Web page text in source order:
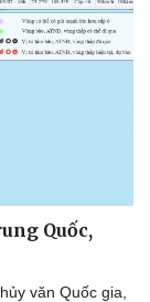
Quốc,
văn Quốc gia,